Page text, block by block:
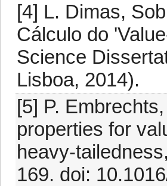
[4] L. Dimas,
Cálculo do
Science
Lisboa, 2014).
[5] P.
properties for
heavy-
169. doi: